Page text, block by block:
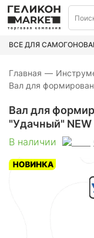
ВСЁ ДЛЯ
Главная —
Вал для
Вал для
"Удачный" NEW
В наличии